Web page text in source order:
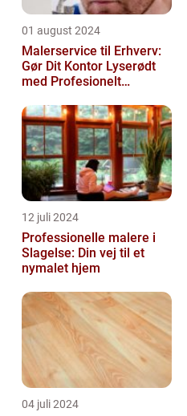
01 august 2024
Malerservice til Erhverv:
Gør Dit Kontor Lyserødt
med Profesionelt
12 juli 2024
Professionelle malere i
Slagelse: Din vej til et
nymalet hjem
04 juli 2024